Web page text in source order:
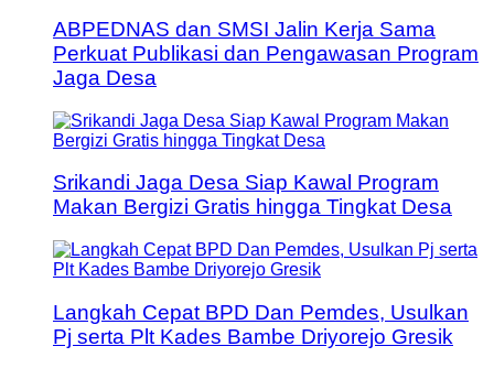
ABPEDNAS dan SMSI Jalin Kerja Sama
Perkuat Publikasi dan Pengawasan Program
Jaga Desa
Srikandi Jaga Desa Siap Kawal Program
Makan Bergizi Gratis hingga Tingkat Desa
Langkah Cepat BPD Dan Pemdes, Usulkan
Pj serta Plt Kades Bambe Driyorejo Gresik